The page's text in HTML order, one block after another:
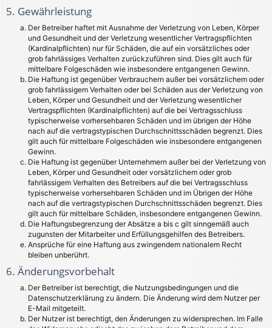
5. Gewährleistung
Der Betreiber haftet mit Ausnahme der Verletzung von Leben, Körper
und Gesundheit und der Verletzung wesentlicher Vertragspflichten
(Kardinalpflichten) nur für Schäden, die auf ein vorsätzliches oder
grob fahrlässiges Verhalten zurückzuführen sind. Dies gilt auch für
mittelbare Folgeschäden wie insbesondere entgangenen Gewinn.
Die Haftung ist gegenüber Verbrauchern außer bei vorsätzlichem oder
grob fahrlässigem Verhalten oder bei Schäden aus der Verletzung von
Leben, Körper und Gesundheit und der Verletzung wesentlicher
Vertragspflichten (Kardinalpflichten) auf die bei Vertragsschluss
typischerweise vorhersehbaren Schäden und im übrigen der Höhe
nach auf die vertragstypischen Durchschnittsschäden begrenzt. Dies
gilt auch für mittelbare Folgeschäden wie insbesondere entgangenen
Gewinn.
Die Haftung ist gegenüber Unternehmern außer bei der Verletzung von
Leben, Körper und Gesundheit oder vorsätzlichem oder grob
fahrlässigem Verhalten des Betreibers auf die bei Vertragsschluss
typischerweise vorhersehbaren Schäden und im Übrigen der Höhe
nach auf die vertragstypischen Durchschnittsschäden begrenzt. Dies
gilt auch für mittelbare Schäden, insbesondere entgangenen Gewinn.
Die Haftungsbegrenzung der Absätze a bis c gilt sinngemäß auch
zugunsten der Mitarbeiter und Erfüllungsgehilfen des Betreibers.
Ansprüche für eine Haftung aus zwingendem nationalem Recht
bleiben unberührt.
6. Änderungsvorbehalt
Der Betreiber ist berechtigt, die Nutzungsbedingungen und die
Datenschutzerklärung zu ändern. Die Änderung wird dem Nutzer per
E-Mail mitgeteilt.
Der Nutzer ist berechtigt, den Änderungen zu widersprechen. Im Falle